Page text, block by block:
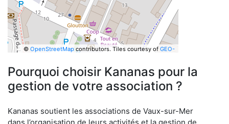
© OpenStreetMapcontributors. Tiles courtesy of GEO-
Pourquoi choisir Kananas pour la
gestion de votre association ?
Kananas soutient les associations de Vaux-sur-Mer